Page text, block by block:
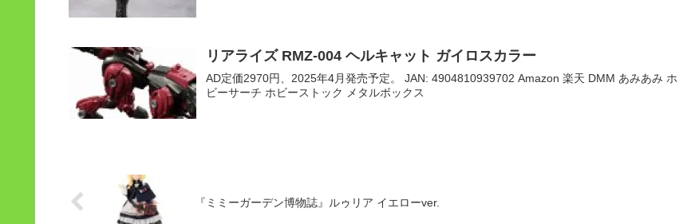
リアライズ RMZ-004 ヘルキャット ガイロスカラー
AD定価2970円、2025年4月発売予定。 JAN: 4904810939702 Amazon 楽天 DMM あみあみ ホ
ビーサーチ ホビーストック メタルボックス
『ミミーガーデン博物誌』ルゥリア イエローver.